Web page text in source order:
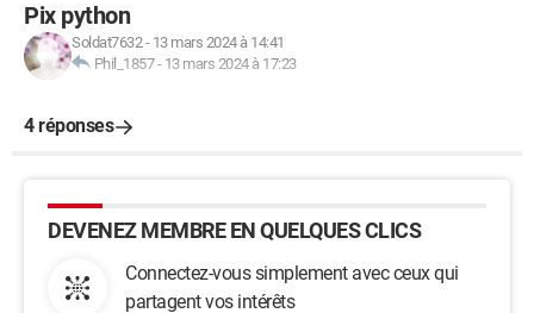
Pix python
Soldat7632- 13 mars 2024 à 14:41
Phil_1857- 13 mars 2024 à 17:23
4 réponses
DEVENEZ MEMBRE EN QUELQUES CLICS
Connectez-vous simplement avec ceux qui
partagent vos intérêts